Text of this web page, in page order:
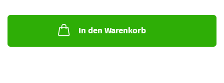
In den Warenkorb